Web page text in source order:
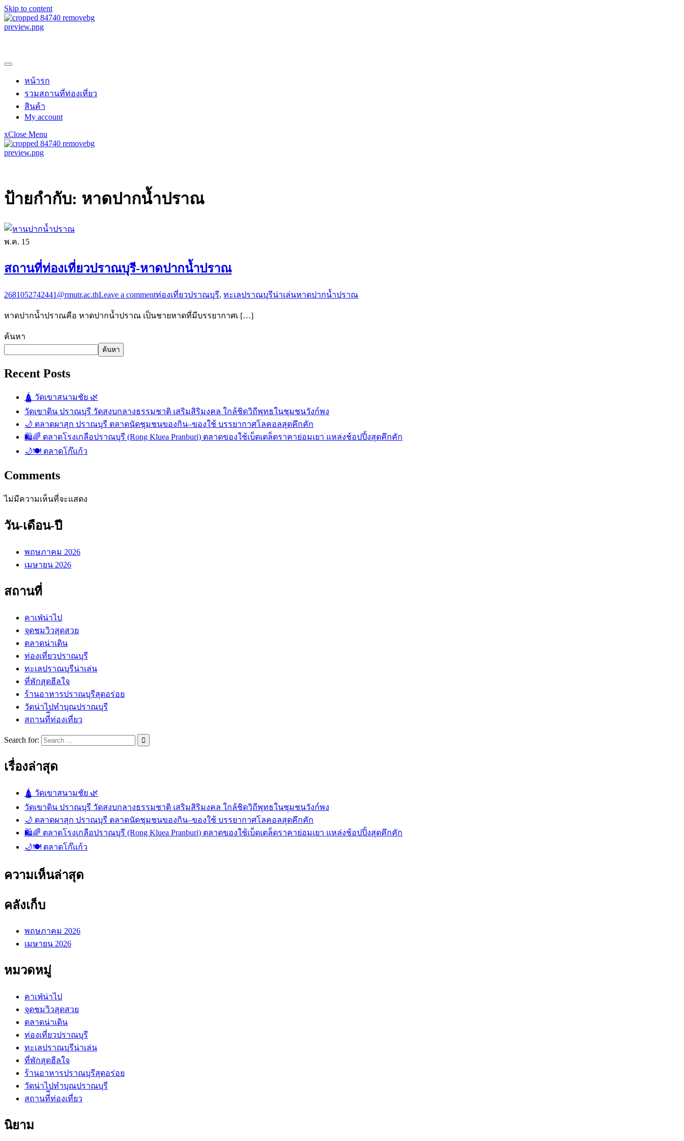
Skip to content
หน้ารก
รวมสถานที่ท่องเที่ยว
สินค้า
My account
xClose Menu
ป้ายกำกับ: หาดปากน้ำปราณ
พ.ค. 15
สถานที่ท่องเที่ยวปราณบุรี-หาดปากน้ำปราณ
2681052742441@rmutr.ac.thLeave a commentท่องเที่ยวปราณบุรี, ทะเลปราณบุรีน่าเล่นหาดปากน้ำปราณ
หาดปากน้ำปราณคือ หาดปากน้ำปราณ เป็นชายหาดที่มีบรรยากาศเ […]
ค้นหา
ค้นหา
Recent Posts
🛕 วัดเขาสนามชัย 🌿
วัดเขาดิน ปราณบุรี วัดสงบกลางธรรมชาติ เสริมสิริมงคล ใกล้ชิดวิถีพุทธในชุมชนวังก์พง
🌙 ตลาดผาสุก ปราณบุรี ตลาดนัดชุมชนของกิน–ของใช้ บรรยากาศโลคอลสุดคึกคัก
🛍️🌈 ตลาดโรงเกลือปราณบุรี (Rong Kluea Pranburi) ตลาดของใช้เบ็ดเตล็ดราคาย่อมเยา แหล่งช้อปปิ้งสุดคึกคัก
🌙🍽️ ตลาดโก๊แก้ว
Comments
ไม่มีความเห็นที่จะแสดง
วัน-เดือน-ปี
พฤษภาคม 2026
เมษายน 2026
สถานที่
คาเฟ่น่าไป
จุดชมวิวสุดสวย
ตลาดน่าเดิน
ท่องเที่ยวปราณบุรี
ทะเลปราณบุรีน่าเล่น
ที่พักสุดฮีลใจ
ร้านอาหารปราณบุรีสุดอร่อย
วัดน่าไปทำบุณปราณบุรี
สถานที่ีท่องเที่ยว
Search for:
เรื่องล่าสุด
🛕 วัดเขาสนามชัย 🌿
วัดเขาดิน ปราณบุรี วัดสงบกลางธรรมชาติ เสริมสิริมงคล ใกล้ชิดวิถีพุทธในชุมชนวังก์พง
🌙 ตลาดผาสุก ปราณบุรี ตลาดนัดชุมชนของกิน–ของใช้ บรรยากาศโลคอลสุดคึกคัก
🛍️🌈 ตลาดโรงเกลือปราณบุรี (Rong Kluea Pranburi) ตลาดของใช้เบ็ดเตล็ดราคาย่อมเยา แหล่งช้อปปิ้งสุดคึกคัก
🌙🍽️ ตลาดโก๊แก้ว
ความเห็นล่าสุด
คลังเก็บ
พฤษภาคม 2026
เมษายน 2026
หมวดหมู่
คาเฟ่น่าไป
จุดชมวิวสุดสวย
ตลาดน่าเดิน
ท่องเที่ยวปราณบุรี
ทะเลปราณบุรีน่าเล่น
ที่พักสุดฮีลใจ
ร้านอาหารปราณบุรีสุดอร่อย
วัดน่าไปทำบุณปราณบุรี
สถานที่ีท่องเที่ยว
นิยาม